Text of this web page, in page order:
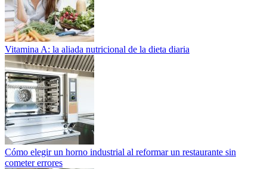
Vitamina A: la aliada nutricional de la dieta diaria
Cómo elegir un horno industrial al reformar un restaurante sin
cometer errores